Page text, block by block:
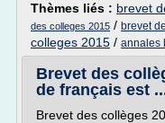
Thèmes liés : brevet
des colleges 2015 / brevet
colleges 2015 / annales
Brevet des
de français est
Brevet des collèges